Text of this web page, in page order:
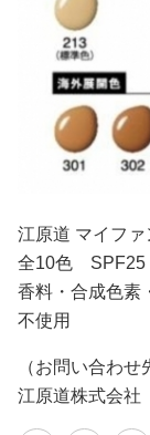
江原道 マイフ
全10色
香料・合成色素
不使用
（お問い合わせ
江原道株式会